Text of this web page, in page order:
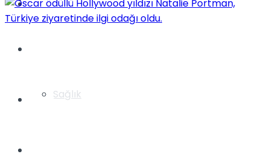
Yaşam
Sağlık
Müzik